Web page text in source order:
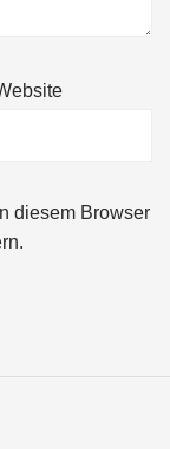
diesem Browser